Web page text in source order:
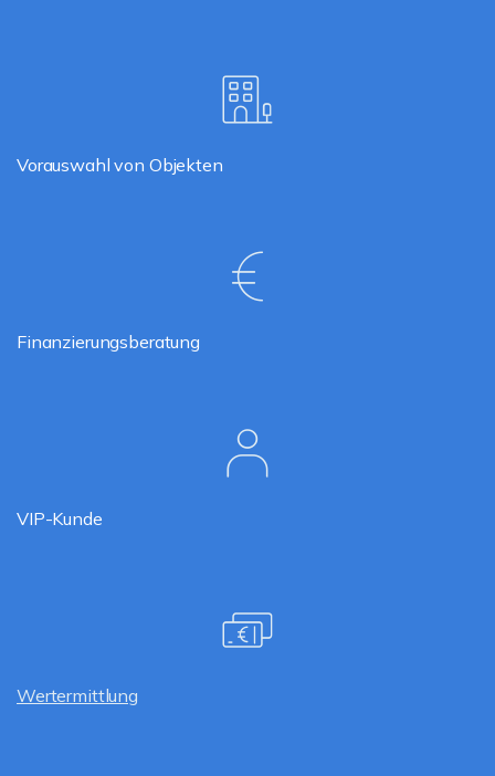
Vorauswahl von Objekten
Finanzierungsberatung
VIP-Kunde
Wertermittlung